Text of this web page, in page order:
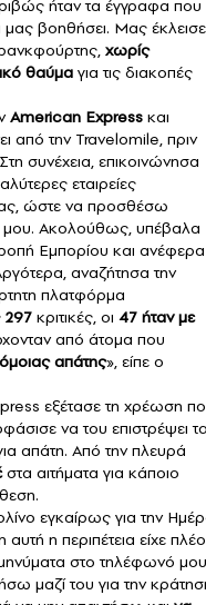
ήταν τα έγγραφα που
βοηθήσει. Μας έκλεισε
χωρίς
θαύμα για τις διακοπές
American Express και
από την Travelomile, πριν
συνέχεια, επικοινώνησα
εταιρείες
ώστε να προσθέσω
μου. Ακολούθως, υπέβαλα
Εμπορίου και ανέφερα
αναζήτησα την
πλατφόρμα
297 κριτικές, οι 47 ήταν με
από άτομα που
απάτης», είπε ο
εξέτασε τη χρέωση
να του επιστρέψει
απάτη. Από την πλευρά
στα αιτήματα για κάποιο
εγκαίρως για την
η περιπέτεια είχε
στο τηλέφωνό
μαζί του για την